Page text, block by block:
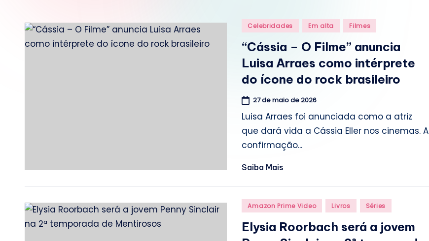
m
.
b
r
Posted
Celebridades Em alta Filmes
“Cássia – O Filme” anuncia
Luisa Arraes como intérprete
do ícone do rock brasileiro
27 de maio de 2026
Luisa Arraes foi anunciada como a atriz
que dará vida a Cássia Eller nos cinemas. A
confirmação...
Saiba Mais
Posted
Amazon Prime Video Livros Séries
Elysia Roorbach será a jovem